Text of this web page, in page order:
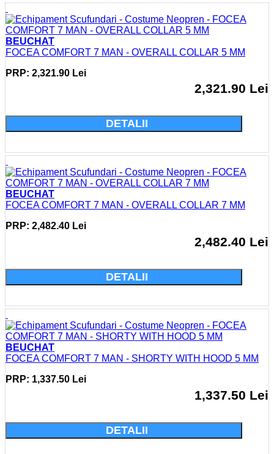
BEUCHAT
FOCEA COMFORT 7 MAN - OVERALL COLLAR 5 MM
PRP: 2,321.90 Lei
2,321.90 Lei
DETALII
BEUCHAT
FOCEA COMFORT 7 MAN - OVERALL COLLAR 7 MM
PRP: 2,482.40 Lei
2,482.40 Lei
DETALII
BEUCHAT
FOCEA COMFORT 7 MAN - SHORTY WITH HOOD 5 MM
PRP: 1,337.50 Lei
1,337.50 Lei
DETALII